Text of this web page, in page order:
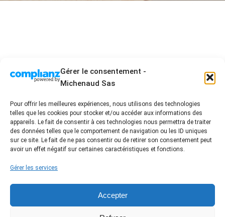
Gérer le consentement -
Michenaud Sas
Pour offrir les meilleures expériences, nous utilisons des technologies
telles que les cookies pour stocker et/ou accéder aux informations des
appareils. Le fait de consentir à ces technologies nous permettra de traiter
des données telles que le comportement de navigation ou les ID uniques
sur ce site. Le fait de ne pas consentir ou de retirer son consentement peut
avoir un effet négatif sur certaines caractéristiques et fonctions.
Gérer les services
Accepter
2 Allée Blaise Pascal - ZA les acacias 3 - 85430 La
Boissière des Landes
02 51 94 01 96 - contact@damienmichenaud.fr
Accueil
Entreprise artisanale engagée
FAQ / Conseil
Label certifié RGE /